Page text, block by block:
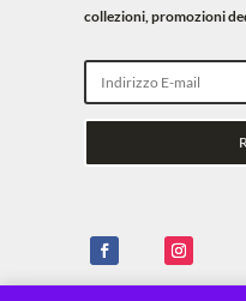
collezioni, promozioni